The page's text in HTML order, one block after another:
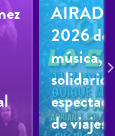
2026
música,
de viajes